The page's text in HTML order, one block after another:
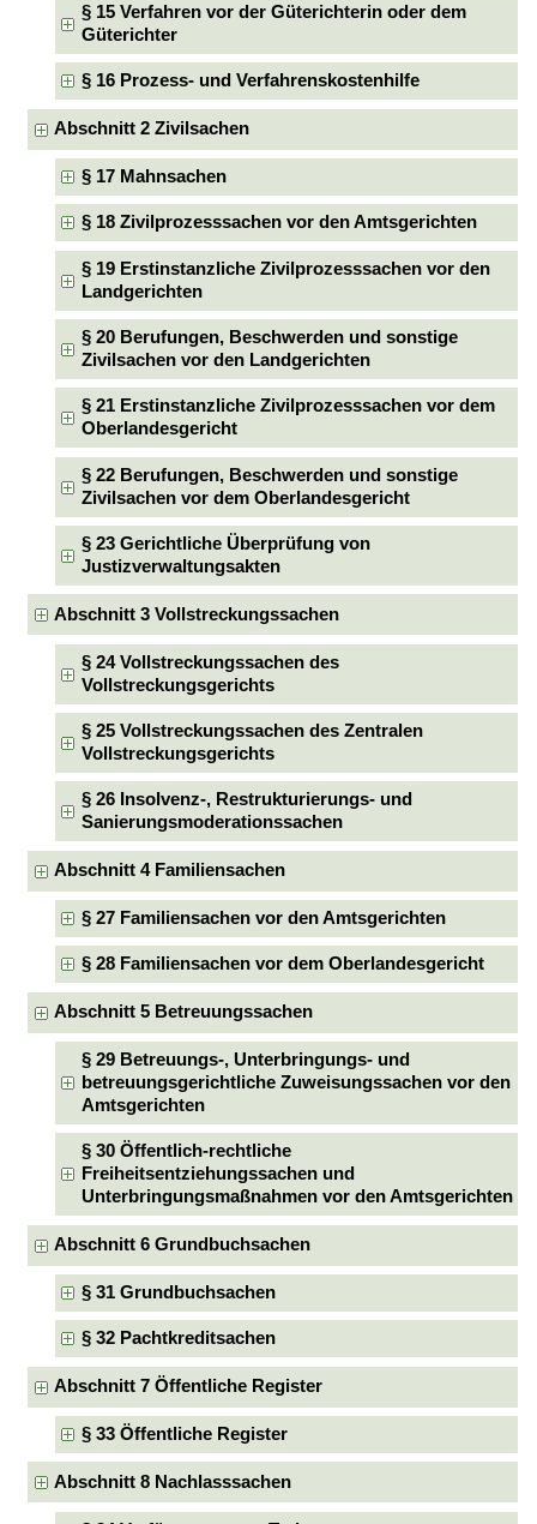
§ 15 Verfahren vor der Güterichterin oder dem
Güterichter
§ 16 Prozess- und Verfahrenskostenhilfe
Abschnitt 2 Zivilsachen
§ 17 Mahnsachen
§ 18 Zivilprozesssachen vor den Amtsgerichten
§ 19 Erstinstanzliche Zivilprozesssachen vor den
Landgerichten
§ 20 Berufungen, Beschwerden und sonstige
Zivilsachen vor den Landgerichten
§ 21 Erstinstanzliche Zivilprozesssachen vor dem
Oberlandesgericht
§ 22 Berufungen, Beschwerden und sonstige
Zivilsachen vor dem Oberlandesgericht
§ 23 Gerichtliche Überprüfung von
Justizverwaltungsakten
Abschnitt 3 Vollstreckungssachen
§ 24 Vollstreckungssachen des
Vollstreckungsgerichts
§ 25 Vollstreckungssachen des Zentralen
Vollstreckungsgerichts
§ 26 Insolvenz-, Restrukturierungs- und
Sanierungsmoderationssachen
Abschnitt 4 Familiensachen
§ 27 Familiensachen vor den Amtsgerichten
§ 28 Familiensachen vor dem Oberlandesgericht
Abschnitt 5 Betreuungssachen
§ 29 Betreuungs-, Unterbringungs- und
betreuungsgerichtliche Zuweisungssachen vor den
Amtsgerichten
§ 30 Öffentlich-rechtliche
Freiheitsentziehungssachen und
Unterbringungsmaßnahmen vor den Amtsgerichten
Abschnitt 6 Grundbuchsachen
§ 31 Grundbuchsachen
§ 32 Pachtkreditsachen
Abschnitt 7 Öffentliche Register
§ 33 Öffentliche Register
Abschnitt 8 Nachlasssachen